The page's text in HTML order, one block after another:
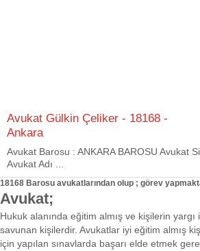
Avukat Gülkin Çeliker - 18168 -
Ankara
Avukat Barosu : ANKARA BAROSU Avukat
Avukat Adı ...
18168 Barosu avukatlarından olup ; görev
Avukat;
Hukuk alanında eğitim almış ve kişilerin yargı
savunan kişilerdir. Avukatlar iyi eğitim almış
için yapılan sınavlarda başarı elde etmek